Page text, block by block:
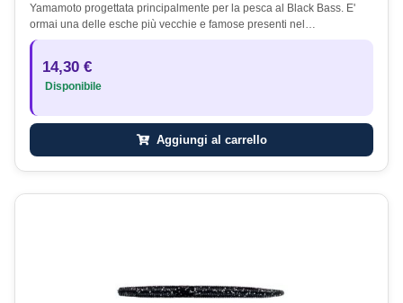
Yamamoto progettata principalmente per la pesca al Black Bass. E'
ormai una delle esche più vecchie e famose presenti nel…
14,30 €
Disponibile
Aggiungi al carrello